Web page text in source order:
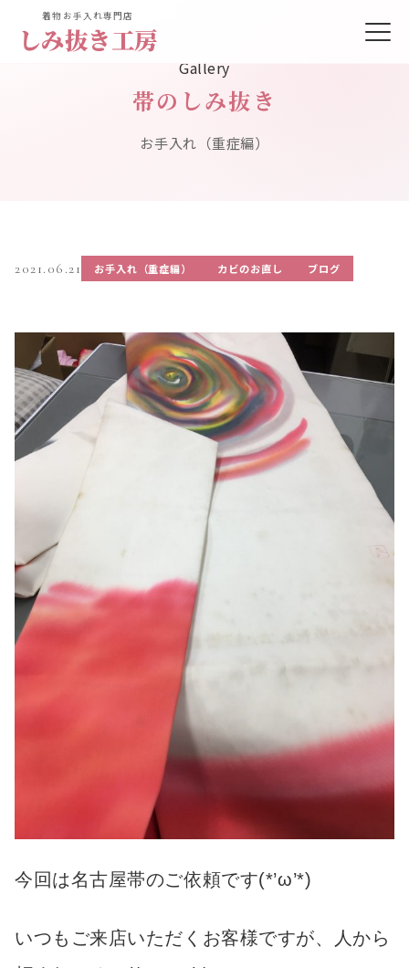
着物お手入れ専門店
しみ抜き工房
Gallery
帯のしみ抜き
お手入れ（重症編）
2021.06.21 お手入れ（重症編） カビのお直し ブログ
今回は名古屋帯のご依頼です(*’ω’*)
いつもご来店いただくお客様ですが、人から